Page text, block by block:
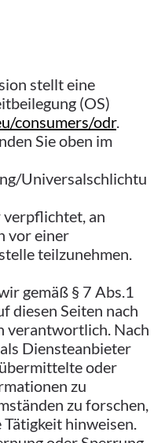
stellt eine
(OS)
consumers/odr.
Sie oben im
Universal­schlichtu
an
vor einer
teilzunehmen.
gemäß § 7 Abs.1
diesen Seiten nach
verantwortlich. Nach
Diensteanbieter
oder
zu
zu forschen,
hinweisen.